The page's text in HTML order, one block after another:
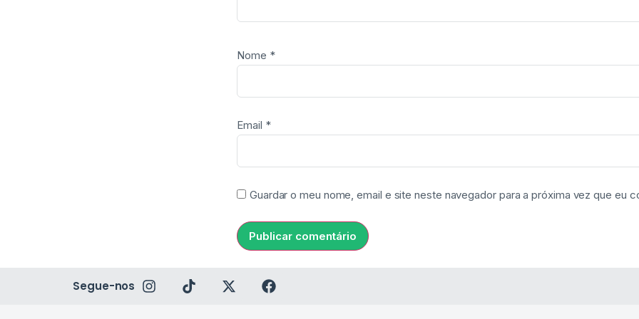
Nome *
Email *
Guardar o meu nome, email e site neste navegador para a próxima vez que eu
Segue-nos